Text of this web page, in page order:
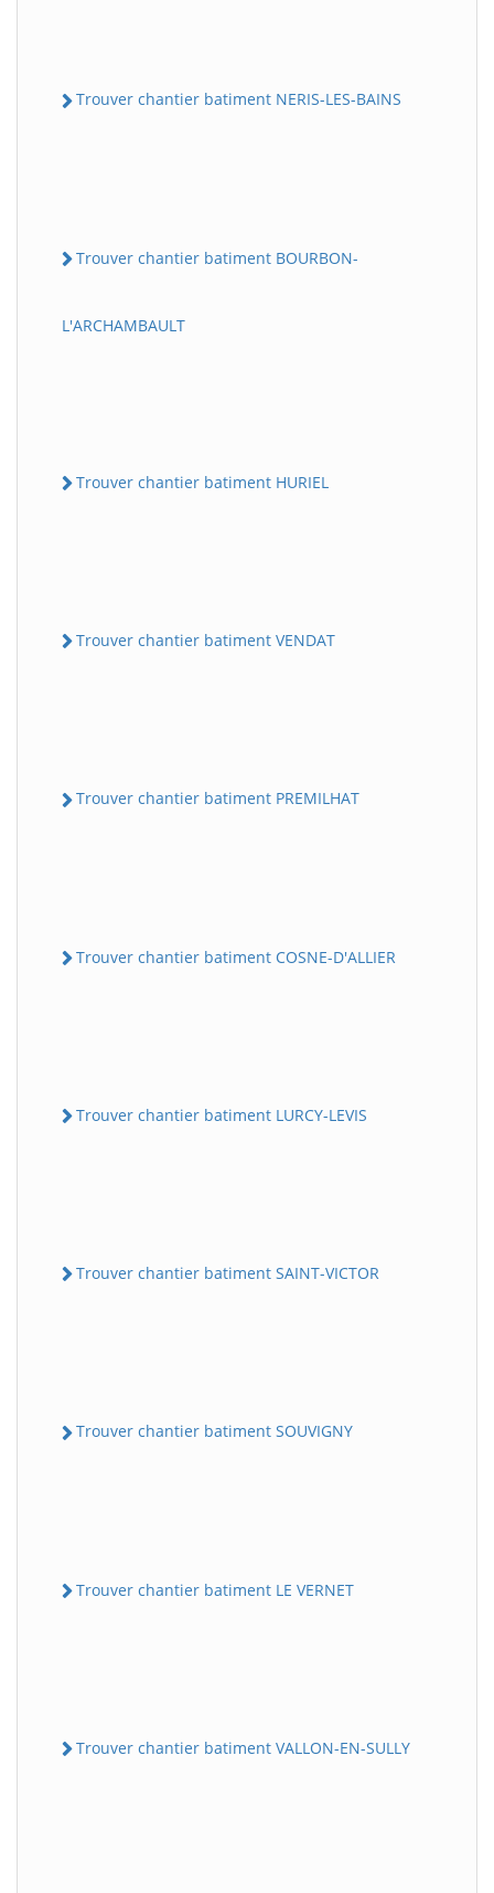
Trouver chantier batiment NERIS-LES-BAINS
Trouver chantier batiment BOURBON-
L'ARCHAMBAULT
Trouver chantier batiment HURIEL
Trouver chantier batiment VENDAT
Trouver chantier batiment PREMILHAT
Trouver chantier batiment COSNE-D'ALLIER
Trouver chantier batiment LURCY-LEVIS
Trouver chantier batiment SAINT-VICTOR
Trouver chantier batiment SOUVIGNY
Trouver chantier batiment LE VERNET
Trouver chantier batiment VALLON-EN-SULLY